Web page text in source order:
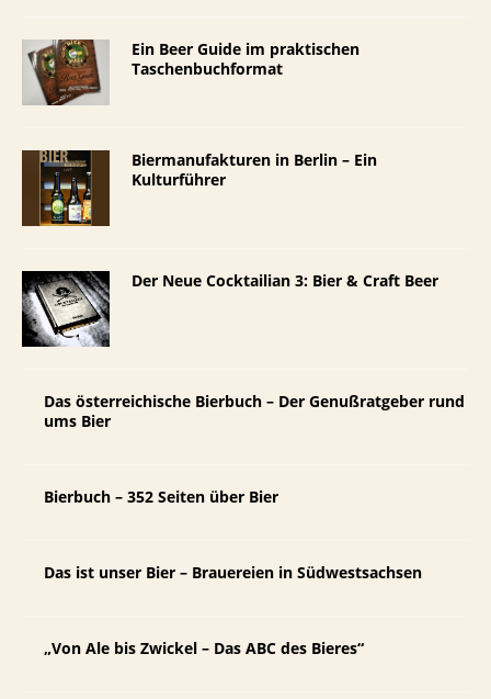
Ein Beer Guide im praktischen
Taschenbuchformat
Biermanufakturen in Berlin – Ein
Kulturführer
Der Neue Cocktailian 3: Bier & Craft Beer
Das österreichische Bierbuch – Der Genußratgeber rund
ums Bier
Bierbuch – 352 Seiten über Bier
Das ist unser Bier – Brauereien in Südwestsachsen
„Von Ale bis Zwickel – Das ABC des Bieres“